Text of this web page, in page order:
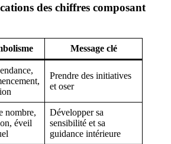
des chiffres composant
Message clé
Prendre des initiatives
et oser
nombre,
éveil
Développer sa
sensibilité et sa
guidance intérieure